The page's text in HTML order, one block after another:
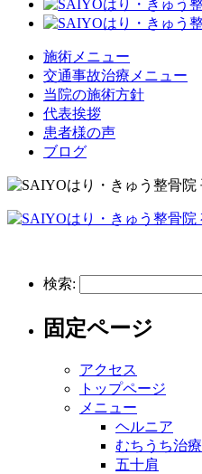
施術メニュー
交通事故治療メニュー
当院の施術方針
代表挨拶
患者様の声
ブログ
検索:
固定ページ
アクセス
トップページ
メニュー
ヘルニア
むちうち治療
五十肩